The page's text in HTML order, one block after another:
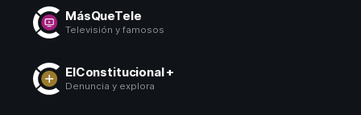
MásQueTele
Televisión y famosos
ElConstitucional +
Denuncia y explora